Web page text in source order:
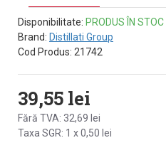
39,55 lei
Fără TVA: 32,69 lei
Taxa SGR: 1 x 0,50 lei
Disponibilitate: PRODUS ÎN STOC
Brand: Distillati Group
Cod Produs: 21742